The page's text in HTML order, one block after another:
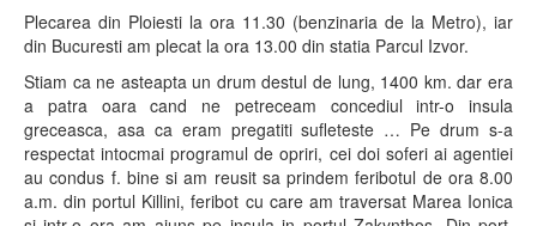
Plecarea din Ploiesti la ora 11.30 (benzinaria de la Metro), iar
din Bucuresti am plecat la ora 13.00 din statia Parcul Izvor.
Stiam ca ne asteapta un drum destul de lung, 1400 km. dar era
a patra oara cand ne petreceam concediul intr-o insula
greceasca, asa ca eram pregatiti sufleteste … Pe drum s-a
respectat intocmai programul de opriri, cei doi soferi ai agentiei
au condus f. bine si am reusit sa prindem feribotul de ora 8.00
a.m. din portul Killini, feribot cu care am traversat Marea Ionica